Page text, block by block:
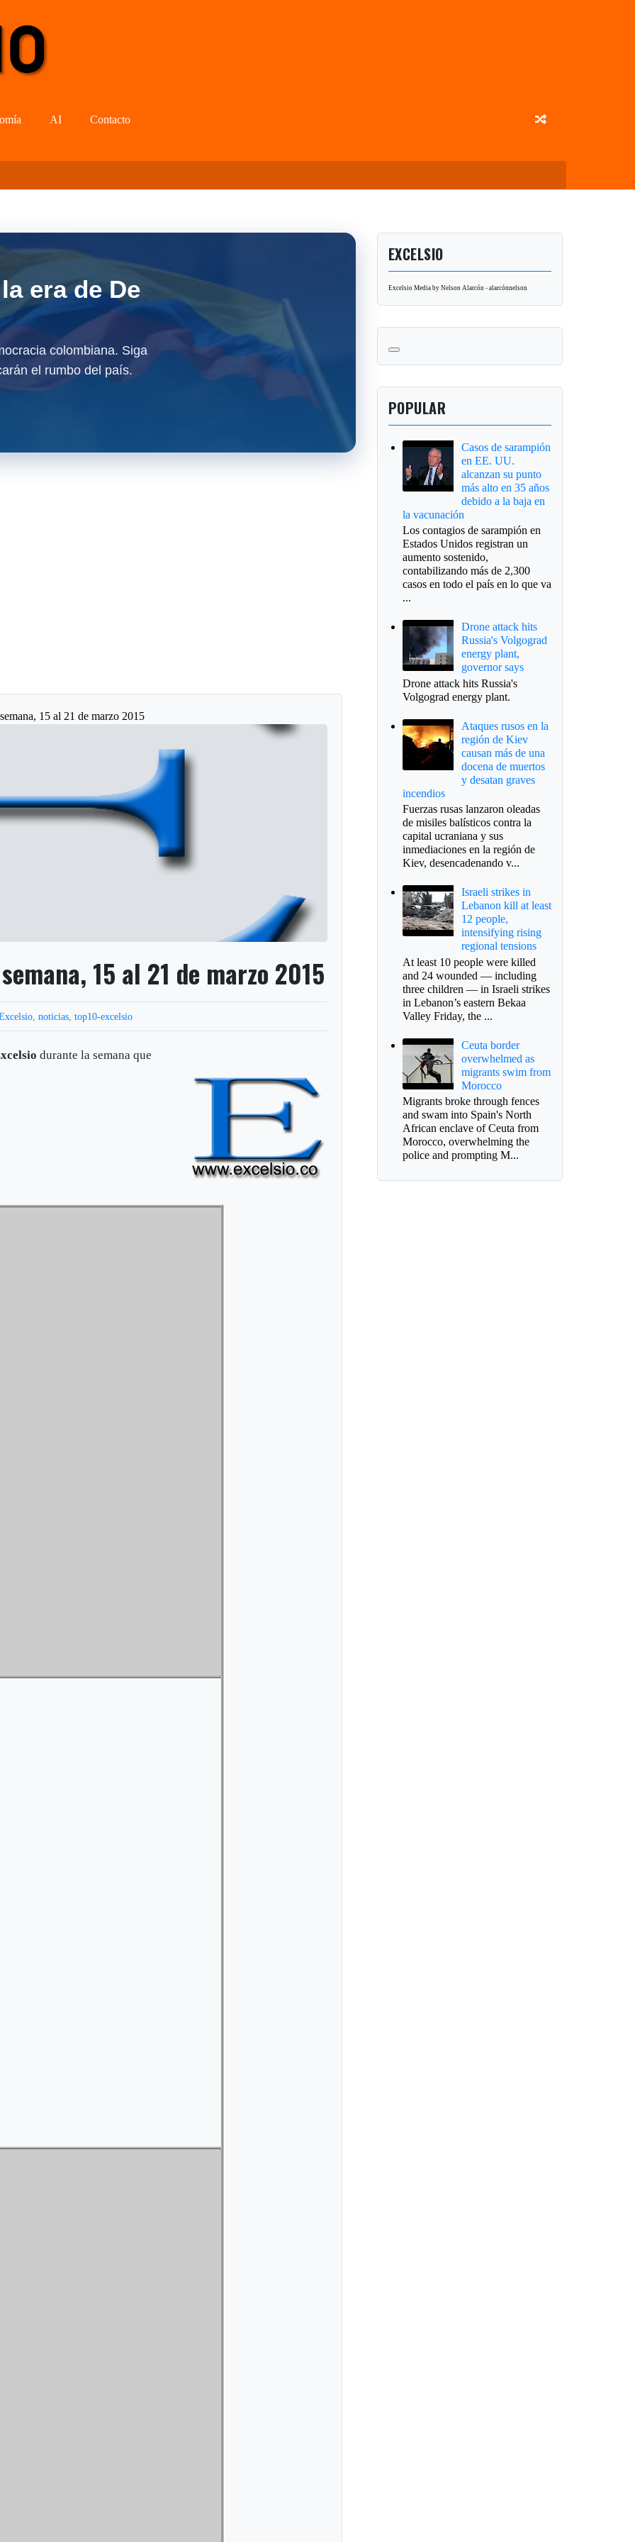
AI Contacto
era de De
colombiana. Siga
el rumbo del país.
15 al 21 de marzo 2015
15 al 21 de marzo 2015
,noticias ,top10-excelsio
durante la semana que
EXCELSIO
Excelsio Media by Nelson Alarcón - alarcónnelson
POPULAR
Casos de sarampión
en EE. UU.
alcanzan su punto
más alto en 35 años
debido a la baja en
la vacunación
Los contagios de sarampión en
Estados Unidos registran un
aumento sostenido,
contabilizando más de 2,300
casos en todo el país en lo que va
...
Drone attack hits
Russia's Volgograd
energy plant,
governor says
Drone attack hits Russia's
Volgograd energy plant.
Ataques rusos en la
región de Kiev
causan más de una
docena de muertos
y desatan graves
incendios
Fuerzas rusas lanzaron oleadas
de misiles balísticos contra la
capital ucraniana y sus
inmediaciones en la región de
Kiev, desencadenando v...
Israeli strikes in
Lebanon kill at least
12 people,
intensifying rising
regional tensions
At least 10 people were killed
and 24 wounded — including
three children — in Israeli strikes
in Lebanon’s eastern Bekaa
Valley Friday, the ...
Ceuta border
overwhelmed as
migrants swim from
Morocco
Migrants broke through fences
and swam into Spain's North
African enclave of Ceuta from
Morocco, overwhelming the
police and prompting M...